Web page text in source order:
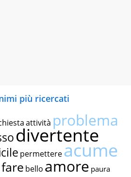
più ricercati
attività problema
divertente
permettereacume
fare bello amore paura